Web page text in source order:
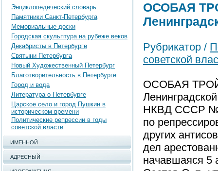
Энциклопедический словарь
Памятники Санкт-Петербурга
Мемориальные доски
Городская скульптура на рубеже веков
Декабристы в Петербурге
Святыни Петербурга
Новый Художественный Петербург
Благотворительность в Петербурге
Город и вода
Литература о Петербурге
Царское село и город Пушкин в
историческом времени
Политические репрессии в годы
советской власти
ИМЕННОЙ
АДРЕСНЫЙ
ОСОБАЯ
Рубрикатор /
советской
ОСОБАЯ
НКВД СССР №
по
других
дел
начавшаяся 5